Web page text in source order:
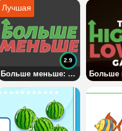
Больше меньше: что гуглят больше на русском языке
2.9